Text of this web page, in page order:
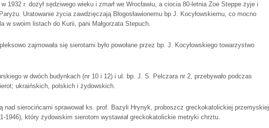
1932 r. dożył sędziwego wieku i zmarł we Wrocławiu, a ciocia 80-letnia Zoe Steppe żyje i
Uratowanie życia zawdzięczają Błogosławionemu bp J. Kocyłowskiemu, co mocno
w swoim listach do Kurii, pani Małgorzata Stepuch.
zajmowała się sierotami było powołane przez bp. J. Kocyłowskiego towarzystwo
w dwóch budynkach (nr 10 i 12) i ul. bp. J. S. Pelczara nr 2, przebywało podczas
ukraińskich, polskich i żydowskich.
nad sierocińcami sprawował ks. prof. Bazyli Hrynyk, proboszcz greckokatolickiej przemyskiej
1946), który żydowskim sierotom wystawiał greckokatolickie metryki chrztu.